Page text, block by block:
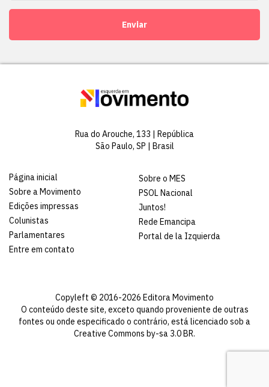
Enviar
Rua do Arouche, 133 | República
São Paulo, SP | Brasil
Página inicial
Sobre a Movimento
Edições impressas
Colunistas
Parlamentares
Entre em contato
Sobre o MES
PSOL Nacional
Juntos!
Rede Emancipa
Portal de la Izquierda
Copyleft © 2016-2026 Editora Movimento
O conteúdo deste site, exceto quando proveniente de outras
fontes ou onde especificado o contrário, está licenciado sob a
Creative Commons by-sa 3.0 BR.